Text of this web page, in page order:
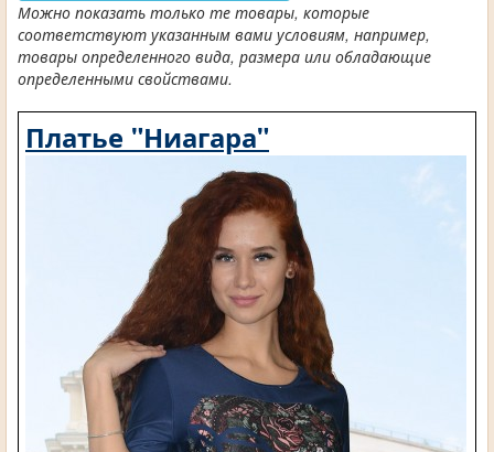
Можно показать только те товары, которые
соответствуют указанным вами условиям, например,
товары определенного вида, размера или обладающие
определенными свойствами.
Платье "Ниагара"